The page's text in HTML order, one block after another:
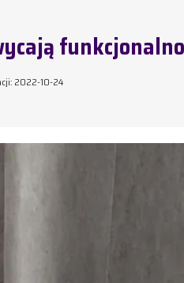
2022-10-24